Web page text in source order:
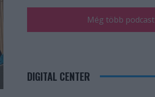
Még több podcast
DIGITAL CENTER